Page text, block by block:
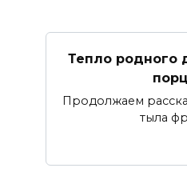
Тепло родного
Продолжаем
тыла